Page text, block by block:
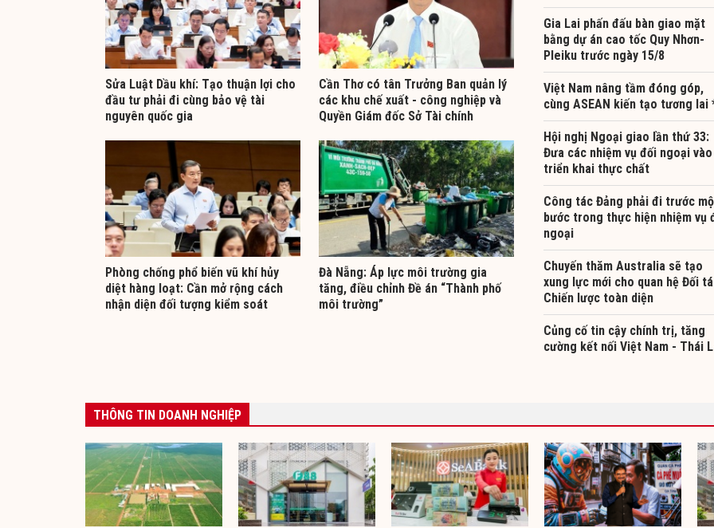
Sửa Luật Dầu khí: Tạo thuận lợi cho
đầu tư phải đi cùng bảo vệ tài
nguyên quốc gia
Cần Thơ có tân Trưởng Ban quản lý
các khu chế xuất - công nghiệp và
Quyền Giám đốc Sở Tài chính
Phòng chống phổ biến vũ khí hủy
diệt hàng loạt: Cần mở rộng cách
nhận diện đối tượng kiểm soát
Đà Nẵng: Áp lực môi trường gia
tăng, điều chỉnh Đề án “Thành phố
môi trường”
Gia Lai phấn đấu bàn giao mặt
bằng dự án cao tốc Quy Nhơn-
Pleiku trước ngày 15/8
Việt Nam nâng tầm đóng góp,
cùng ASEAN kiến tạo tương lai
Hội nghị Ngoại giao lần thứ 33:
Đưa các nhiệm vụ đối ngoại vào
triển khai thực chất
Công tác Đảng phải đi trước
bước trong thực hiện nhiệm vụ
ngoại
Chuyến thăm Australia sẽ tạo
xung lực mới cho quan hệ Đối
Chiến lược toàn diện
Củng cố tin cậy chính trị, tăng
cường kết nối Việt Nam - Thái
THÔNG TIN DOANH NGHIỆP